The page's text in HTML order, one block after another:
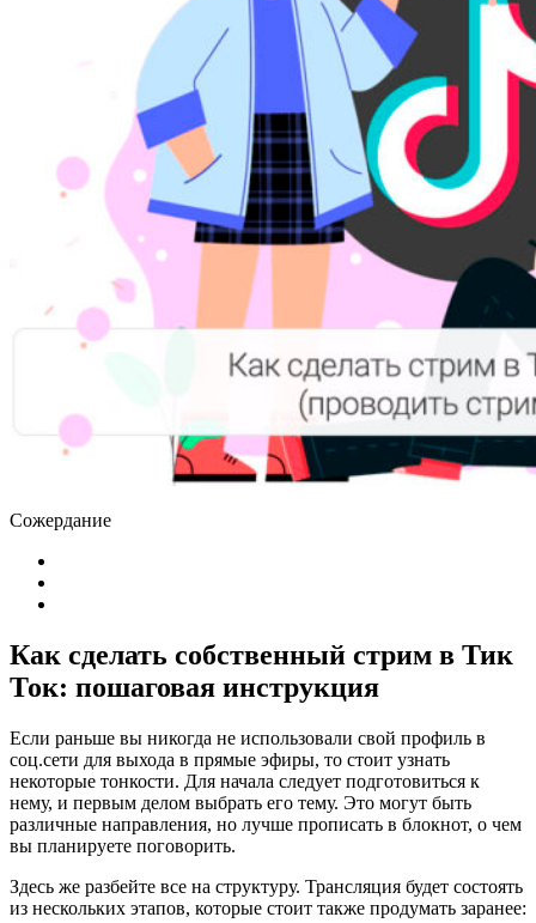
Сожердание
Как сделать собственный стрим в Тик
Ток: пошаговая инструкция
Если раньше вы никогда не использовали свой профиль в
соц.сети для выхода в прямые эфиры, то стоит узнать
некоторые тонкости. Для начала следует подготовиться к
нему, и первым делом выбрать его тему. Это могут быть
различные направления, но лучше прописать в блокнот, о чем
вы планируете поговорить.
Здесь же разбейте все на структуру. Трансляция будет состоять
из нескольких этапов, которые стоит также продумать заранее: